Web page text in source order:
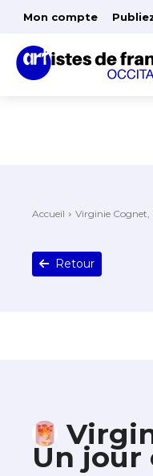
Mon compte
Accueil Virginie Cognet,
Retour
Un jour